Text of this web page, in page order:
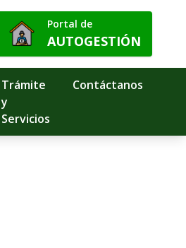
Portal de
AUTOGESTIÓN
Trámite
y
Servicios
Contáctanos